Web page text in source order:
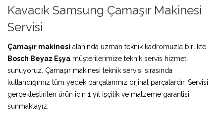
Kavacık Samsung Çamaşır Makinesi
Servisi
Çamaşır makinesi alanında uzman teknik kadromuzla birlikte
Bosch Beyaz Eşya müşterilerimize teknik servis hizmeti
sunuyoruz. Çamaşır makinesi teknik servisi sırasında
kullandığımız tüm yedek parçalarımız orjinal parçalardır. Servisi
gerçekleştirilen ürün için 1 yıl işçilik ve malzeme garantisi
sunmaktayız.